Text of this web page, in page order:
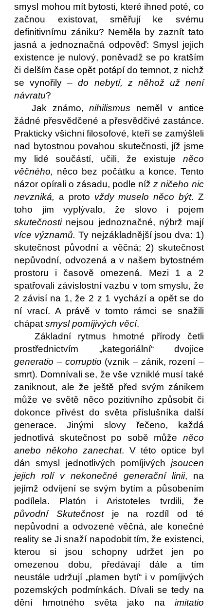
smysl mohou mít bytosti, které ihned poté, co
začnou existovat, směřují ke svému
definitivnímu zániku? Neměla by zaznít tato
jasná a jednoznačná odpověď: Smysl jejich
existence je nulový, poněvadž se po kratším
či delším čase opět potápí do temnot, z nichž
se vynořily –do nebytí, z něhož už není
návratu?
Jak známo,nihilismus neměl v antice
žádné přesvědčené a přesvědčivé zastánce.
Prakticky všichni filosofové, kteří se zamýšleli
nad bytostnou povahou skutečnosti, jíž jsme
my lidé součástí, učili, že existuje něco
věčného, něco bez počátku a konce. Tento
názor opírali o zásadu, podle nížz ničeho nic
nevzniká, a proto vždy muselo něco být. Z
toho jim vyplývalo, že slovo i pojem
skutečnostinejsou jednoznačné, nýbrž mají
více významů. Ty nejzákladnější jsou dva: 1)
skutečnost původní a věčná; 2) skutečnost
nepůvodní, odvozená a v našem bytostném
prostoru i časově omezená. Mezi 1 a 2
spatřovali závislostní vazbu v tom smyslu, že
2 závisí na 1, že 2 z 1 vychází a opět se do
ní vrací. A právě v tomto rámci se snažili
chápatsmysl pomíjivých věcí.
Základní rytmus hmotné přírody četli
prostřednictvím „kategoriální“ dvojice
generatio – corruptio (vznik – zánik, rození –
smrt). Domnívali se, že vše vzniklé musí také
zaniknout, ale že ještě před svým zánikem
může ve světě něco pozitivního způsobit či
dokonce přivést do světa příslušníka další
generace. Jinými slovy řečeno, každá
jednotlivá skutečnost po sobě může něco
anebo někoho zanechat. V této optice byl
dán smysl jednotlivých pomíjivých jsoucen
jejich rolí v nekonečné generační linii, na
jejímž odvíjení se svým bytím a působením
podílela. Platón i Aristoteles tvrdili, že
původní Skutečnostje na rozdíl od té
nepůvodní a odvozené věčná, ale konečné
reality se Ji snaží napodobit tím, že existenci,
kterou si jsou schopny udržet jen po
omezenou dobu, předávají dále a tím
neustále udržují „plamen bytí“ i v pomíjivých
pozemských podmínkách. Dívali se tedy na
dění hmotného světa jako na imitatio